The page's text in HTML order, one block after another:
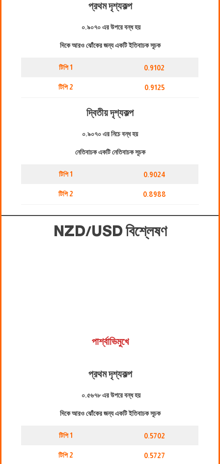
প্রথম দৃশ্যকল্প
০.৯০৭০ এর উপরে বন্ধ হয়
দিকে আরও ঝোঁকের জন্য একটি ইতিবাচক সূচক
টিপি 1 0.9102
টিপি 2 0.9125
দ্বিতীয় দৃশ্যকল্প
০.৯০৭০ এর নিচে বন্ধ হয়
নেতিবাচক একটি নেতিবাচক সূচক
টিপি 1 0.9024
টিপি 2 0.8988
NZD/USD বিশ্লেষণ
পার্শ্বাভিমুখে
প্রথম দৃশ্যকল্প
০.৫৬৭৮ এর উপরে বন্ধ হয়
দিকে আরও ঝোঁকের জন্য একটি ইতিবাচক সূচক
টিপি 1 0.5702
টিপি 2 0.5727